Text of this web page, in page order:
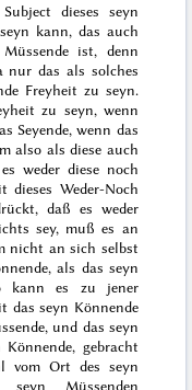
dieses seyn
kann, das auch
ist, denn
nur das als solches
Freyheit zu seyn.
zu seyn, wenn
Seyende, wenn das
also als diese auch
weder diese noch
Weder-Noch
daß es weder
sey, muß es an
nicht an sich selbst
als das seyn
kann es zu jener
das seyn Könnende
und das seyn
gebracht
vom Ort des seyn
Müssenden